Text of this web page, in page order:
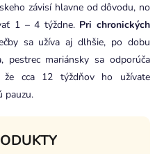
závisí hlavne od dôvodu, no
1 – 4 týždne. Pri chronických
sa užíva aj dlhšie, po dobu
pestrec mariánsky sa odporúča
že cca 12 týždňov ho užívate
pauzu.